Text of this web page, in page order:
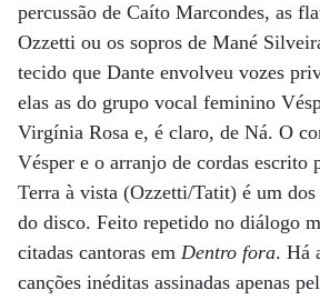
percussão de Caíto Marcondes, as
Ozzetti ou os sopros de Mané
tecido que Dante envolveu vozes
elas as do grupo vocal feminino
Virgínia Rosa e, é claro, de Ná. O
Vésper e o arranjo de cordas escrito
Terra à vista (Ozzetti/Tatit) é um dos
do disco. Feito repetido no diálogo
citadas cantoras em Dentro fora. Há
canções inéditas assinadas apenas